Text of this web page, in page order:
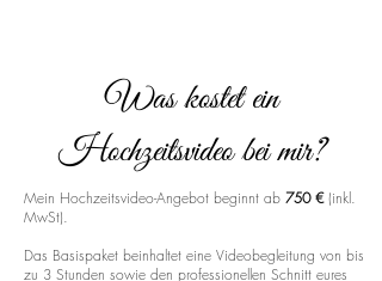
Was kostet ein
Hochzeitsvideo bei mir?
Mein Hochzeitsvideo-Angebot beginnt ab 750 € (inkl.
MwSt).
Das Basispaket beinhaltet eine Videobegleitung von bis
zu 3 Stunden sowie den professionellen Schnitt eures